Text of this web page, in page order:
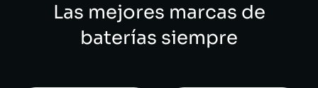
Las mejores marcas de
baterías siempre